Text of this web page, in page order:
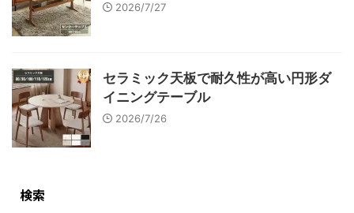
2026/7/27
セラミック天板で耐久性が高い円形ダ
イニングテーブル
2026/7/26
検索